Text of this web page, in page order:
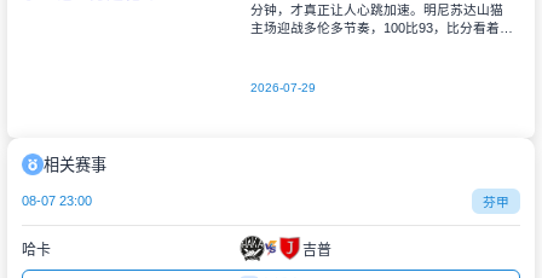
分钟，才真正让人心跳加速。明尼苏达山猫
主场迎战多伦多节奏，100比93，比分看着挺
2026-07-29
相关赛事
08-07 23:00 芬甲
哈卡 吉普